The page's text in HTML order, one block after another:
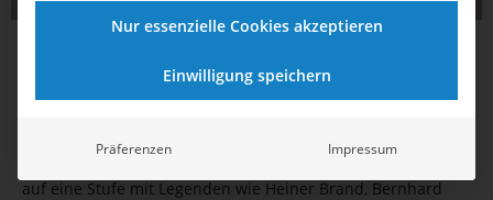
Bernd Berkhahn als einer der ersten Trainer
DOSB-Trainerakademie stellt den Schwimm-Bundestrainer
auf eine Stufe mit Legenden wie Heiner Brand, Bernhard
Nur essenzielle Cookies akzeptieren
Einwilligung speichern
Präferenzen Impressum